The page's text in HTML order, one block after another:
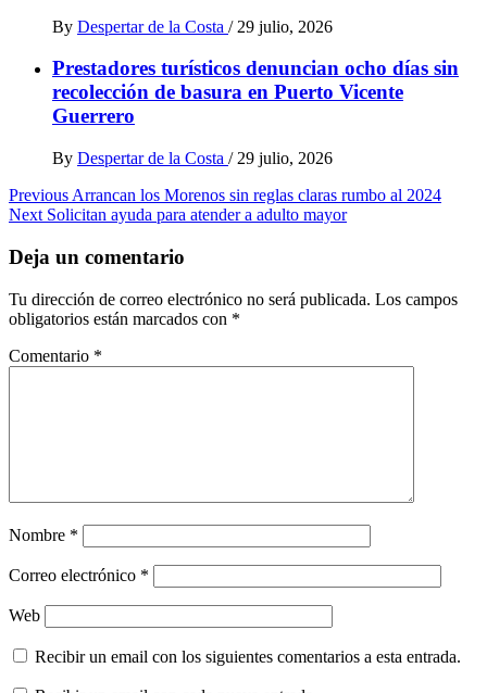
By Despertar de la Costa / 29 julio, 2026
Prestadores turísticos denuncian ocho días sin
recolección de basura en Puerto Vicente
Guerrero
By Despertar de la Costa / 29 julio, 2026
Post
navigation
Previous Arrancan los Morenos sin reglas claras rumbo al 2024
Next Solicitan ayuda para atender a adulto mayor
Deja un comentario
Tu dirección de correo electrónico no será publicada. Los campos
obligatorios están marcados con *
Comentario *
Nombre *
Correo electrónico *
Web
Recibir un email con los siguientes comentarios a esta entrada.